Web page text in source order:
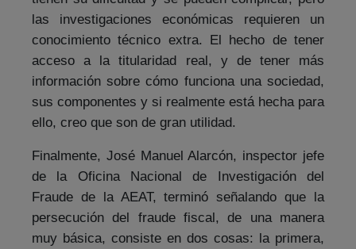
las investigaciones económicas requieren un
conocimiento técnico extra. El hecho de tener
acceso a la titularidad real, y de tener más
información sobre cómo funciona una sociedad,
sus componentes y si realmente está hecha para
ello, creo que son de gran utilidad.
Finalmente, José Manuel Alarcón, inspector jefe
de la Oficina Nacional de Investigación del
Fraude de la AEAT, terminó señalando que la
persecución del fraude fiscal, de una manera
muy básica, consiste en dos cosas: la primera,